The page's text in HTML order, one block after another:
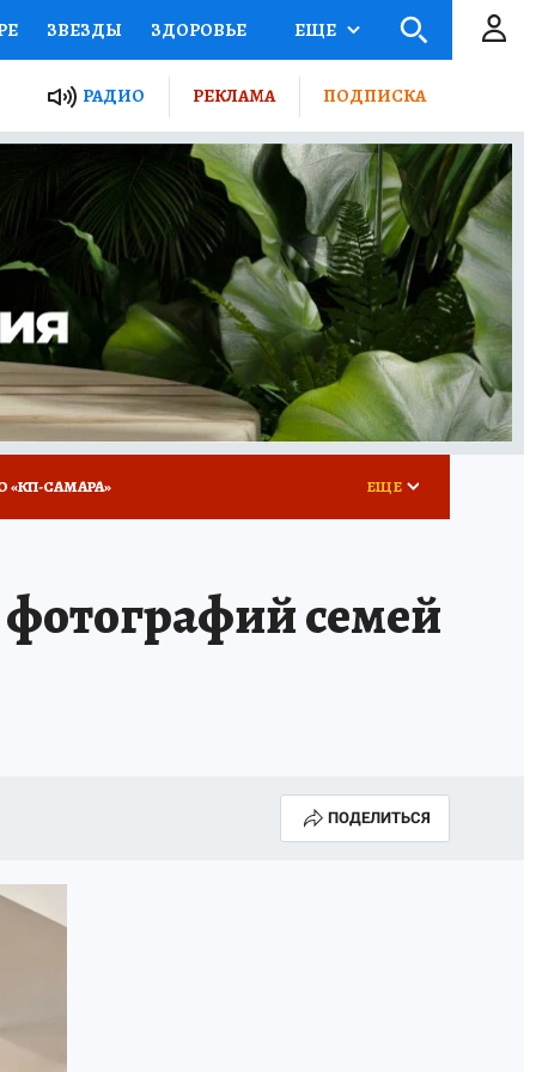
ЗВЕЗДЫ ЗДОРОВЬЕ
ПРОЕКТЫ РОССИИ
ПУТЕВОДИТЕЛЬ
ТУРИЗМ
ВСЕ О КП РАДИО КП
ЕЩЕ
РАДИО РЕКЛАМА ПОДПИСКА
«КП-САМАРА»
ДЕНЬ ПОБЕДЫ В САМАРЕ 2025
ЕЩЕ
семей
ПОДЕЛИТЬСЯ